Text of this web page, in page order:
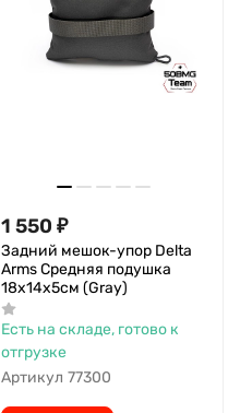
1 550 ₽
Задний мешок-упор Delta
Arms Средняя подушка
18х14х5см (Gray)
Есть на складе, готово к
отгрузке
Артикул 77300